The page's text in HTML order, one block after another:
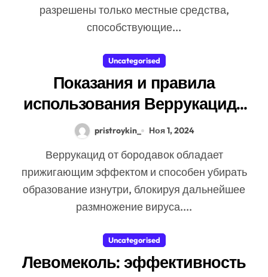
разрешены только местные средства,
способствующие...
Uncategorised
Показания и правила
использования Веррукацида
от папиллом и бородавок
pristroykin_ Ноя 1, 2024
Веррукацид от бородавок обладает
прижигающим эффектом и способен убирать
образование изнутри, блокируя дальнейшее
размножение вируса....
Uncategorised
Левомеколь: эффективность